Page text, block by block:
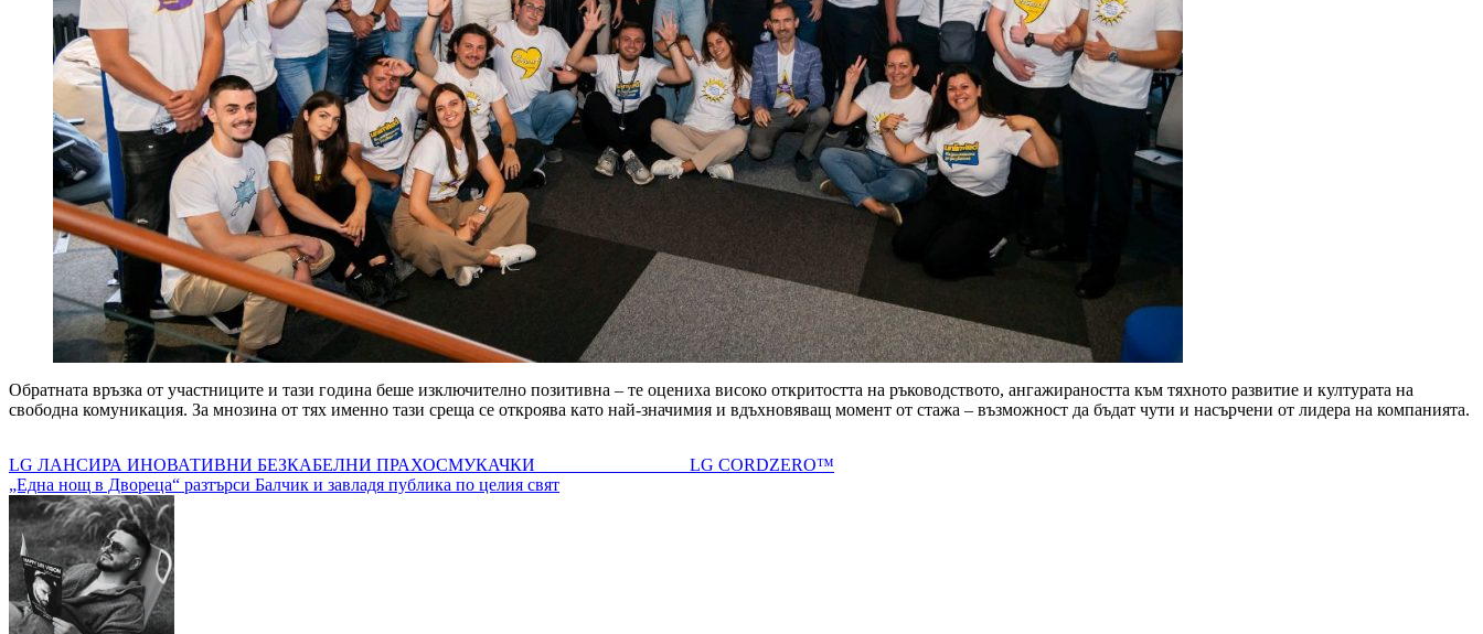
Обратната връзка от участниците и тази година беше изключително позитивна – те оцениха високо откритостта на ръководството, ангажираността към тяхното развитие и културата на
свободна комуникация. За мнозина от тях именно тази среща се откроява като най-значимия и вдъхновяващ момент от стажа – възможност да бъдат чути и насърчени от лидера на компанията.
Навигация
LG ЛАНСИРА ИНОВАТИВНИ БЕЗКАБЕЛНИ ПРАХОСМУКАЧКИ LG CORDZERO™
„Една нощ в Двореца“ разтърси Балчик и завладя публика по целия свят